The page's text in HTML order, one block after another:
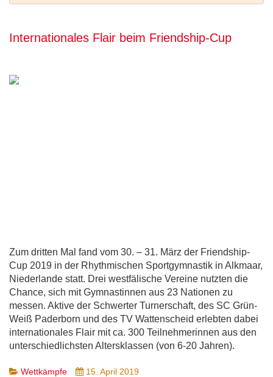
Internationales Flair beim Friendship-Cup
Zum dritten Mal fand vom 30. – 31. März der Friendship-
Cup 2019 in der Rhythmischen Sportgymnastik in Alkmaar,
Niederlande statt. Drei westfälische Vereine nutzten die
Chance, sich mit Gymnastinnen aus 23 Nationen zu
messen. Aktive der Schwerter Turnerschaft, des SC Grün-
Weiß Paderborn und des TV Wattenscheid erlebten dabei
internationales Flair mit ca. 300 Teilnehmerinnen aus den
unterschiedlichsten Altersklassen (von 6-20 Jahren).
Wettkämpfe 15. April 2019